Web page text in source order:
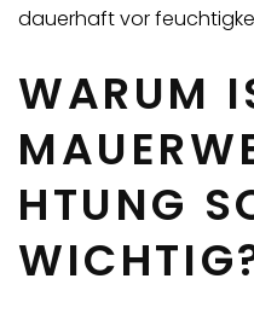
dauerhaft vor
WARUM
HTUNG